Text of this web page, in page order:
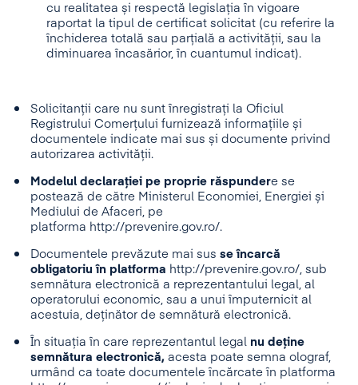
cu realitatea și respectă legislația în vigoare
raportat la tipul de certificat solicitat (cu referire la
închiderea totală sau parțială a activității, sau la
diminuarea încasărior, în cuantumul indicat).
Solicitanții care nu sunt înregistrați la Oficiul
Registrului Comerțului furnizează informațiile și
documentele indicate mai sus și documente privind
autorizarea activității.
Modelul declarației pe proprie răspundere se
postează de către Ministerul Economiei, Energiei și
Mediului de Afaceri, pe
platforma http://prevenire.gov.ro/.
Documentele prevăzute mai sus se încarcă
obligatoriu în platforma http://prevenire.gov.ro/, sub
semnătura electronică a reprezentantului legal, al
operatorului economic, sau a unui împuternicit al
acestuia, deținător de semnătură electronică.
În situația în care reprezentantul legal nu deține
semnătura electronică, acesta poate semna olograf,
urmând ca toate documentele încărcate în platforma